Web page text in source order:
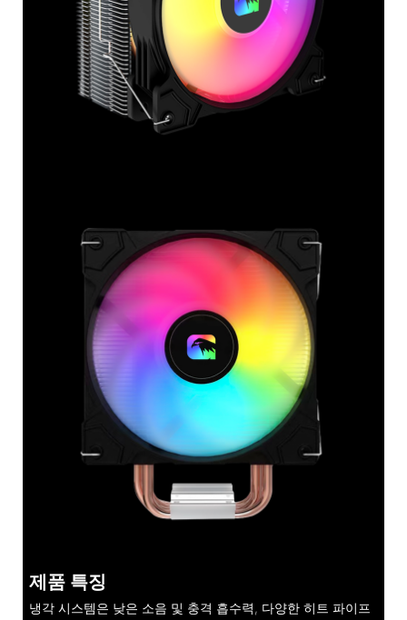
제품 특징
냉각 시스템은 낮은 소음 및 충격 흡수력, 다양한 히트 파이프